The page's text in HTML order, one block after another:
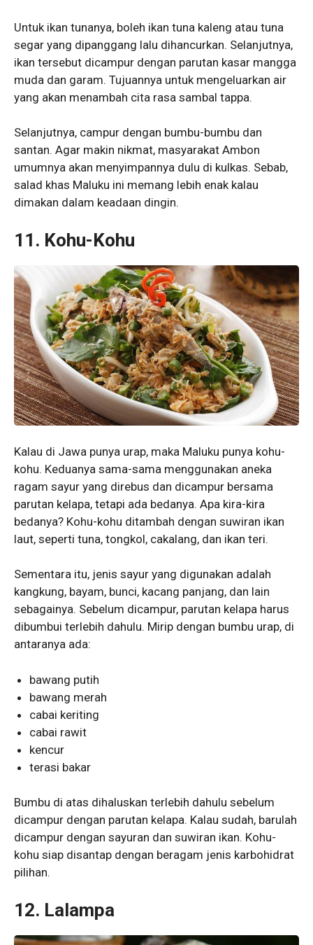
Untuk ikan tunanya, boleh ikan tuna kaleng atau tuna
segar yang dipanggang lalu dihancurkan. Selanjutnya,
ikan tersebut dicampur dengan parutan kasar mangga
muda dan garam. Tujuannya untuk mengeluarkan air
yang akan menambah cita rasa sambal tappa.
Selanjutnya, campur dengan bumbu-bumbu dan
santan. Agar makin nikmat, masyarakat Ambon
umumnya akan menyimpannya dulu di kulkas. Sebab,
salad khas Maluku ini memang lebih enak kalau
dimakan dalam keadaan dingin.
11. Kohu-Kohu
Kalau di Jawa punya urap, maka Maluku punya kohu-
kohu. Keduanya sama-sama menggunakan aneka
ragam sayur yang direbus dan dicampur bersama
parutan kelapa, tetapi ada bedanya. Apa kira-kira
bedanya? Kohu-kohu ditambah dengan suwiran ikan
laut, seperti tuna, tongkol, cakalang, dan ikan teri.
Sementara itu, jenis sayur yang digunakan adalah
kangkung, bayam, bunci, kacang panjang, dan lain
sebagainya. Sebelum dicampur, parutan kelapa harus
dibumbui terlebih dahulu. Mirip dengan bumbu urap, di
antaranya ada:
bawang putih
bawang merah
cabai keriting
cabai rawit
kencur
terasi bakar
Bumbu di atas dihaluskan terlebih dahulu sebelum
dicampur dengan parutan kelapa. Kalau sudah, barulah
dicampur dengan sayuran dan suwiran ikan. Kohu-
kohu siap disantap dengan beragam jenis karbohidrat
pilihan.
12. Lalampa